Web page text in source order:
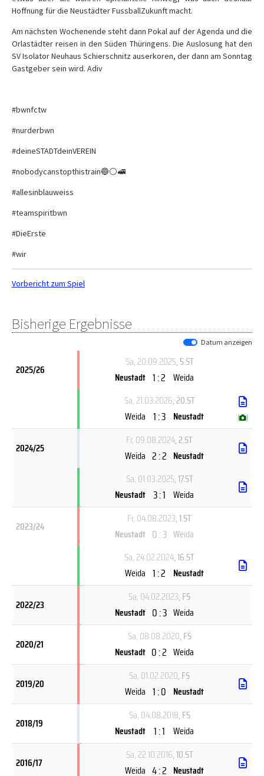
Hoffnung für die Neustädter FussballZukunft macht.
Am nächsten Wochenende steht dann Pokal auf der Agenda und die
Orlastädter reisen in den Süden Thüringens. Die Auslosung hat den
SV Isolator Neuhaus Schierschnitz auserkoren, der dann am Sonntag
Gastgeber sein wird. Adiv
#bwnfctw
#nurderbwn
#deineSTADTdeinVEREIN
#nobodycanstopthistrain🔵⚪️🚅
#allesinblauweiss
#teamspiritbwn
#DieErste
#wir
Vorbericht zum Spiel
Bisherige Ergebnisse
Datum anzeigen
2025/26
Sa, 20.09.2025, 5.ST
Neustadt 1 : 2 Weida
Sa, 21.03.2026, 20.ST
Weida 1 : 3 Neustadt ( )
2024/25
Fr, 09.08.2024, 2.ST
Weida 2 : 2 Neustadt
Sa, 01.03.2025, 17.ST
Neustadt 3 : 1 Weida
2023/24
Fr, 04.08.2023, 1.ST
Neustadt 0 : 3 Weida
Sa, 24.02.2024, 16.ST
Weida 1 : 2 Neustadt
2022/23
Sa, 04.02.2023, FS
Neustadt 0 : 3 Weida
2020/21
Sa, 08.08.2020, FS
Neustadt 0 : 2 Weida
2019/20
Sa, 01.02.2020, FS
Weida 1 : 0 Neustadt
2018/19
Sa, 04.08.2018, FS
Neustadt 1 : 1 Weida
2016/17
Sa, 22.10.2016, 10.ST
Weida 4 : 2 Neustadt